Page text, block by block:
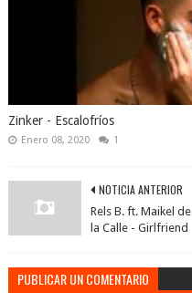
Zinker - Escalofríos
Enero 08, 2020 1
NOTICIA ANTERIOR
Rels B. ft. Maikel de
la Calle - Girlfriend
PUBLICAR UN COMENTARIO